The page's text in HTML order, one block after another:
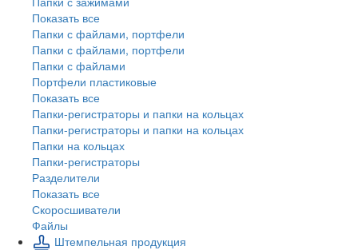
Показать все
Папки с файлами, портфели
Папки с файлами, портфели
Папки с файлами
Портфели пластиковые
Показать все
Папки-регистраторы и папки на кольцах
Папки-регистраторы и папки на кольцах
Папки на кольцах
Папки-регистраторы
Разделители
Показать все
Скоросшиватели
Файлы
Штемпельная продукция